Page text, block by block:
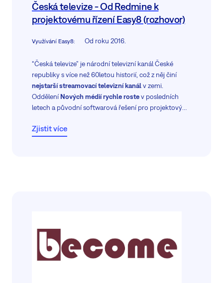
Česká televize - Od Redmine k
projektovému řízení Easy8 (rozhovor)
Využívání Easy8: Od roku 2016.
“Česká televize” je národní televizní kanál České
republiky s více než 60letou historií, což z něj činí
nejstarší streamovací televizní kanálv zemi.
OdděleníNových médií rychle rostev posledních
letech a původní softwarová řešení pro projektový
Zjistit více